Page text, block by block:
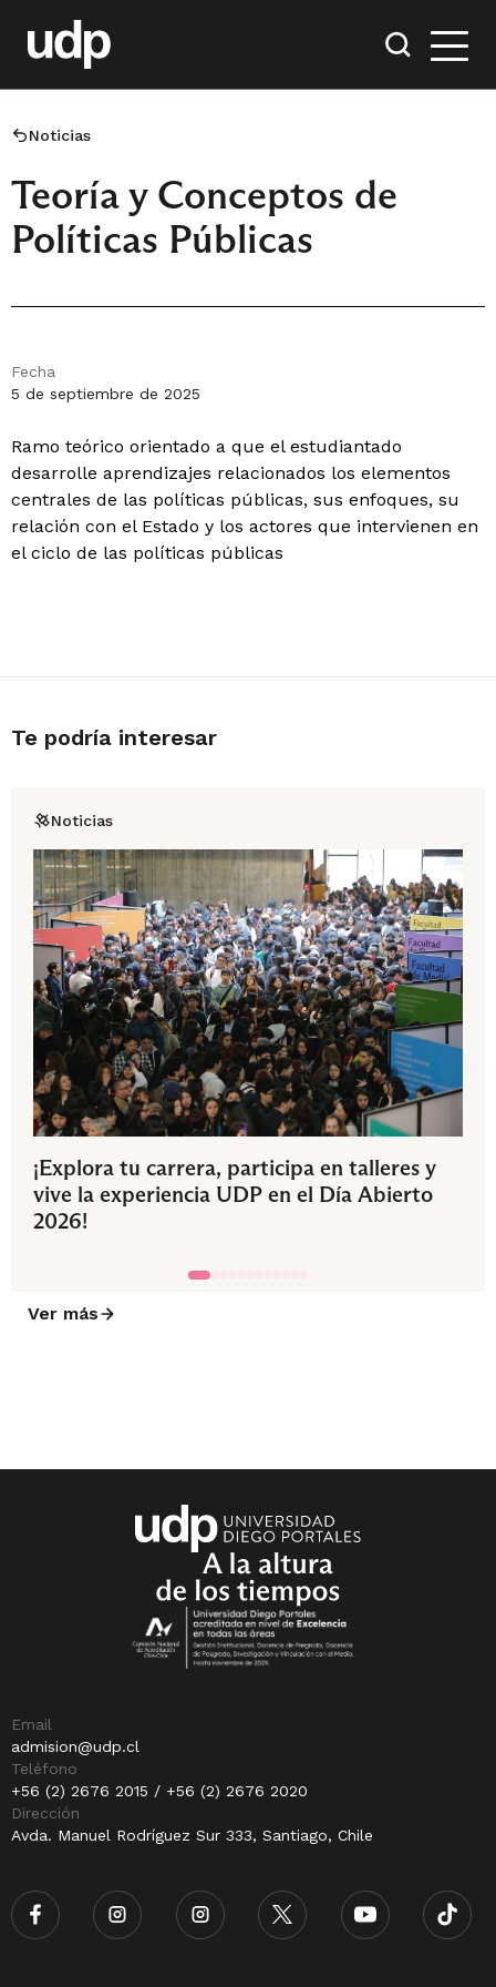
Noticias
Teoría y Conceptos de
Políticas Públicas
Fecha
5 de septiembre de 2025
Ramo teórico orientado a que el estudiantado
desarrolle aprendizajes relacionados los elementos
centrales de las políticas públicas, sus enfoques, su
relación con el Estado y los actores que intervienen en
el ciclo de las políticas públicas
Te podría interesar
Noticias
¡Explora tu carrera, participa en talleres y
vive la experiencia UDP en el Día Abierto
2026!
Ver más
Email
admision@udp.cl
Teléfono
+56 (2) 2676 2015 / +56 (2) 2676 2020
Dirección
Avda. Manuel Rodríguez Sur 333, Santiago, Chile